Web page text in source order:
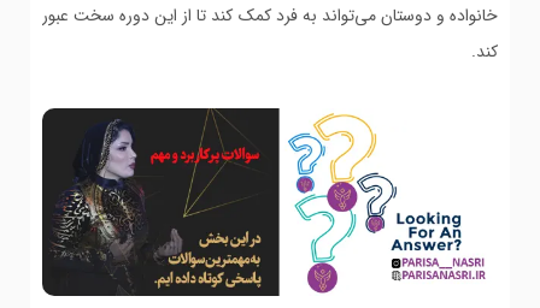
خانواده و دوستان می‌تواند به فرد کمک کند تا از این دوره سخت عبور
کند.